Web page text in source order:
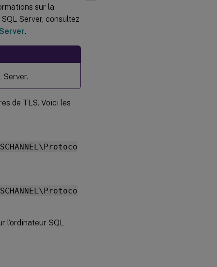
sur la
Server, consultez
.
Server.
de TLS. Voici les
SQL